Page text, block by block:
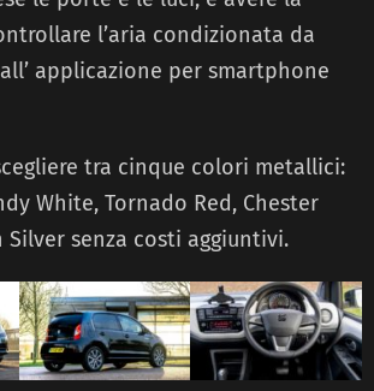
l’aria condizionata da
applicazione per smartphone
tra cinque colori metallici:
White, Tornado Red, Chester
Silver senza costi aggiuntivi.